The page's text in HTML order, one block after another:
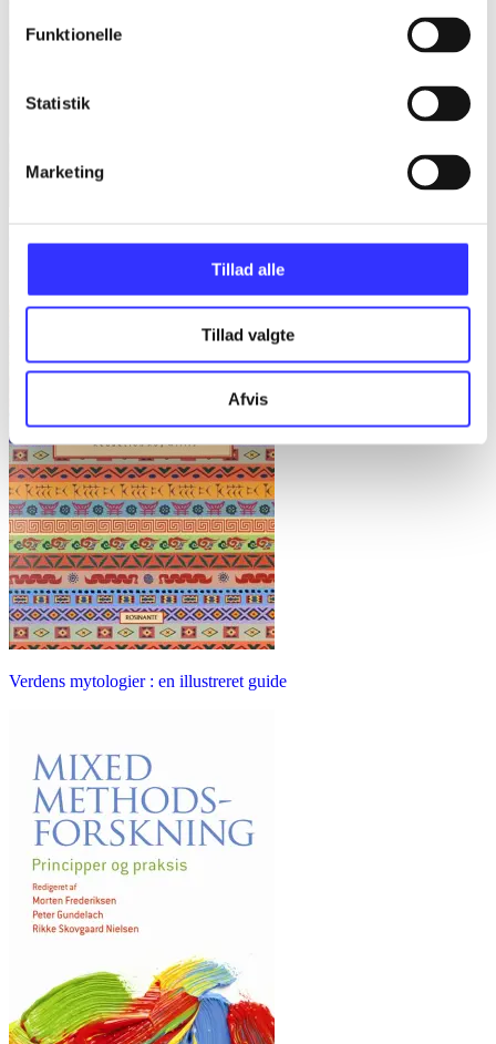
Funktionelle
Statistik
Marketing
Tillad alle
Tillad valgte
Afvis
Gulerødder, græs eller granit : danske parcelhushaver 1950-2008
Verdens mytologier : en illustreret guide